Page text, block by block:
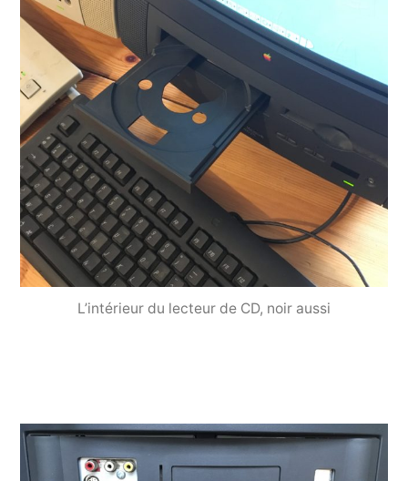
L’intérieur du lecteur de CD, noir aussi